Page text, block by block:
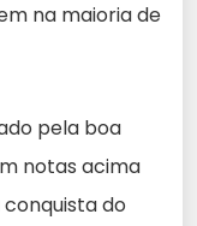
na maioria de
pela boa
notas acima
do